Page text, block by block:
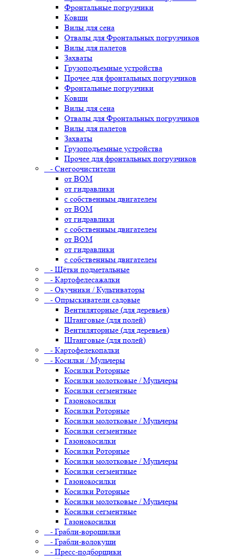
Фронтальные погрузчики
Ковши
Вилы для сена
Отвалы для Фронтальных погрузчиков
Вилы для палетов
Захваты
Грузоподъемные устройства
Прочее для фронтальных погрузчиков
Фронтальные погрузчики
Ковши
Вилы для сена
Отвалы для Фронтальных погрузчиков
Вилы для палетов
Захваты
Грузоподъемные устройства
Прочее для фронтальных погрузчиков
- Снегоочистители
от ВОМ
от гидравлики
с собственным двигателем
от ВОМ
от гидравлики
с собственным двигателем
от ВОМ
от гидравлики
с собственным двигателем
- Щётки подметальные
- Картофелесажалки
- Окучники / Культиваторы
- Опрыскиватели садовые
Вентиляторные (для деревьев)
Штанговые (для полей)
Вентиляторные (для деревьев)
Штанговые (для полей)
- Картофелекопалки
- Косилки / Мульчеры
Косилки Роторные
Косилки молотковые / Мульчеры
Косилки сегментные
Газонокосилки
Косилки Роторные
Косилки молотковые / Мульчеры
Косилки сегментные
Газонокосилки
Косилки Роторные
Косилки молотковые / Мульчеры
Косилки сегментные
Газонокосилки
Косилки Роторные
Косилки молотковые / Мульчеры
Косилки сегментные
Газонокосилки
- Грабли-ворошилки
- Грабли-волокуши
- Пресс-подборщики